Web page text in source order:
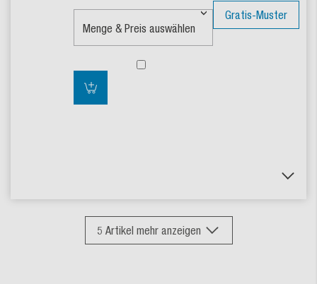
Gratis-Muster
5 Artikel mehr anzeigen